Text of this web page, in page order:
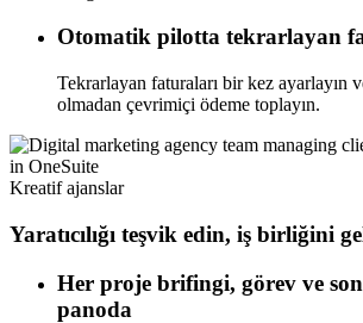
Otomatik pilotta tekrarlayan
Tekrarlayan faturaları bir kez ayarlayın
olmadan çevrimiçi ödeme toplayın.
Kreatif ajanslar
Yaratıcılığı teşvik edin, iş birliğini
Her proje brifingi, görev ve
panoda